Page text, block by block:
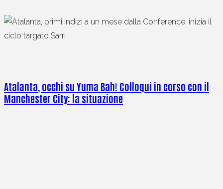
Atalanta, occhi su Yuma Bah! Colloqui in corso con il
Manchester City: la situazione